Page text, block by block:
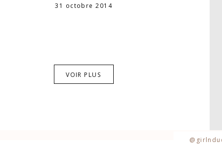
31 octobre 2014
VOIR PLUS